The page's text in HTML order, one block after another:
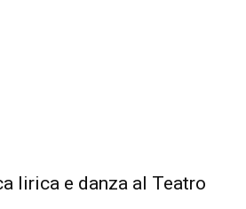
lirica e danza al Teatro